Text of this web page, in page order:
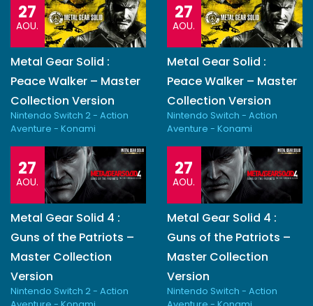
27
AOU.
Metal Gear Solid :
Peace Walker – Master
Collection Version
Nintendo Switch 2 - Action
Aventure - Konami
27
AOU.
Metal Gear Solid :
Peace Walker – Master
Collection Version
Nintendo Switch - Action
Aventure - Konami
27
AOU.
Metal Gear Solid 4 :
Guns of the Patriots –
Master Collection
Version
Nintendo Switch 2 - Action
27
AOU.
Metal Gear Solid 4 :
Guns of the Patriots –
Master Collection
Version
Nintendo Switch - Action